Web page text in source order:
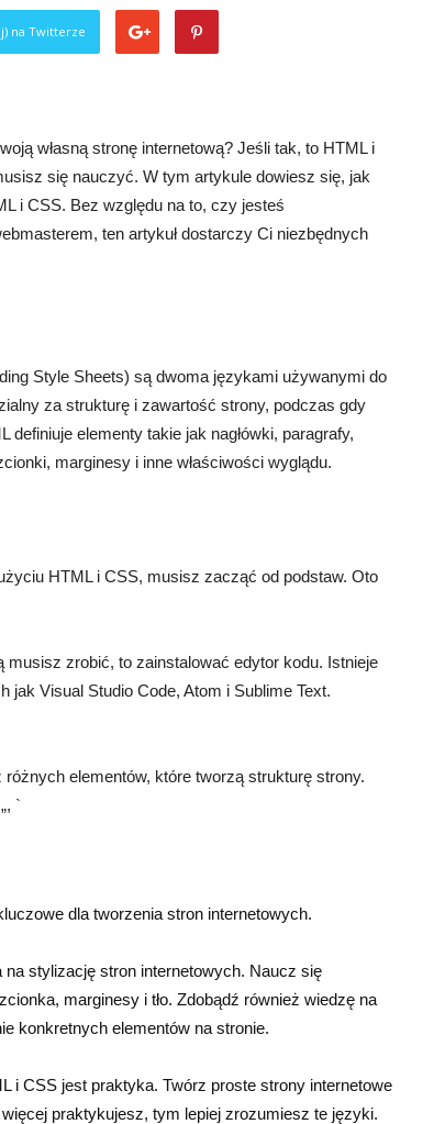
na Twitterze
własną stronę internetową? Jeśli tak, to HTML i
się nauczyć. W tym artykule dowiesz się, jak
i CSS. Bez względu na to, czy jesteś
ten artykuł dostarczy Ci niezbędnych
Style Sheets) są dwoma językami używanymi do
za strukturę i zawartość strony, podczas gdy
elementy takie jak nagłówki, paragrafy,
marginesy i inne właściwości wyglądu.
HTML i CSS, musisz zacząć od podstaw. Oto
zrobić, to zainstalować edytor kodu. Istnieje
jak Visual Studio Code, Atom i Sublime Text.
elementów, które tworzą strukturę strony.
`
dla tworzenia stron internetowych.
stylizację stron internetowych. Naucz się
marginesy i tło. Zdobądź również wiedzę na
konkretnych elementów na stronie.
i CSS jest praktyka. Twórz proste strony internetowe
praktykujesz, tym lepiej zrozumiesz te języki.